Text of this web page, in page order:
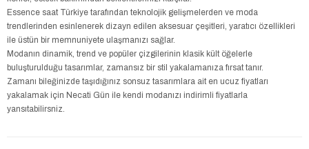
Essence saat Türkiye tarafından teknolojik gelişmelerden ve moda
trendlerinden esinlenerek dizayn edilen aksesuar çeşitleri, yaratıcı özellikleri
ile üstün bir memnuniyete ulaşmanızı sağlar.
Modanın dinamik, trend ve popüler çizgilerinin klasik kült öğelerle
buluşturulduğu tasarımlar, zamansız bir stil yakalamanıza fırsat tanır.
Zamanı bileğinizde taşıdığınız sonsuz tasarımlara ait en ucuz fiyatları
yakalamak için Necati Gün ile kendi modanızı indirimli fiyatlarla
yansıtabilirsniz.